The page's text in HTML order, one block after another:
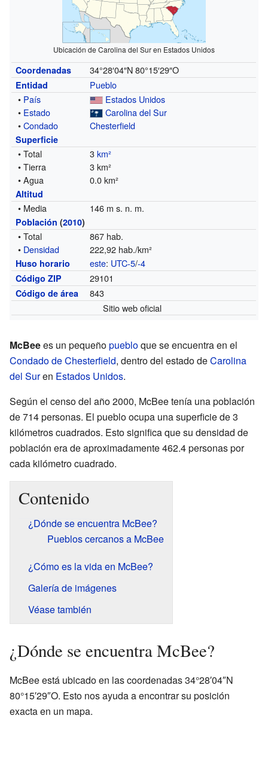
Ubicación de Carolina del Sur en Estados Unidos
Coordenadas 34°28′04″N 80°15′29″O
Entidad
Pueblo
• País
Estados Unidos
• Estado
Carolina del Sur
•Condado Chesterfield
Superficie
• Total 3km²
• Tierra
3 km²
• Agua
0.0 km²
Altitud
• Media 146 m s. n. m.
Población (2010)
• Total
867 hab.
• Densidad 222,92 hab./km²
Huso horario este: UTC-5/-4
Código ZIP 29101
Código de área
843
Sitio web oficial
McBeees un pequeñopuebloque se encuentra en el
Condado de Chesterfield, dentro del estado deCarolina
del Suren Estados Unidos.
Según el censo del año 2000, McBee tenía una población
de 714 personas. El pueblo ocupa una superficie de 3
kilómetros cuadrados. Esto significa que su densidad de
población era de aproximadamente 462.4 personas por
cada kilómetro cuadrado.
Contenido
¿Dónde se encuentra McBee?
Pueblos cercanos a McBee
¿Cómo es la vida en McBee?
Galería de imágenes
Véase también
¿Dónde se encuentra McBee?
McBee está ubicado en las coordenadas 34°28′04″N
80°15′29″O. Esto nos ayuda a encontrar su posición
exacta en un mapa.